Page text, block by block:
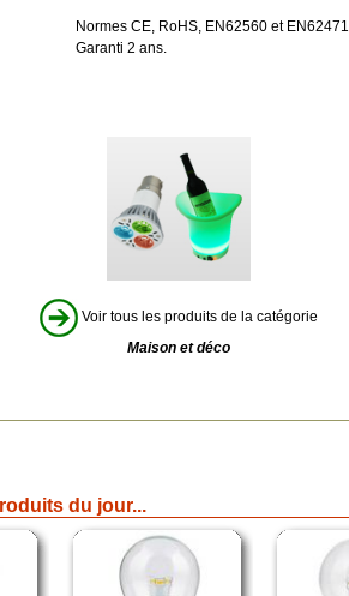
Normes CE, RoHS, EN62560 et
Garanti 2 ans.
Voir tous les produits de la catégorie
Maison et déco
du jour...